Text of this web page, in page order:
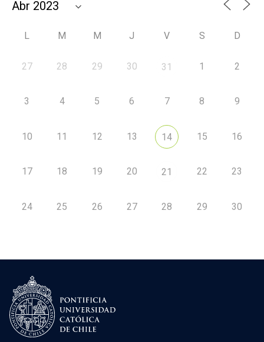
L M M J V S D
27 28 29 30 31 1 2
3 4 5 6 7 8 9
10 11 12 13 14 15 16
17 18 19 20 21 22 23
24 25 26 27 28 29 30